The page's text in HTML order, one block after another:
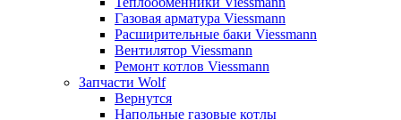
Газовая арматура Viessmann
Расширительные баки Viessmann
Вентилятор Viessmann
Ремонт котлов Viessmann
Запчасти Wolf
Вернутся
Напольные газовые котлы